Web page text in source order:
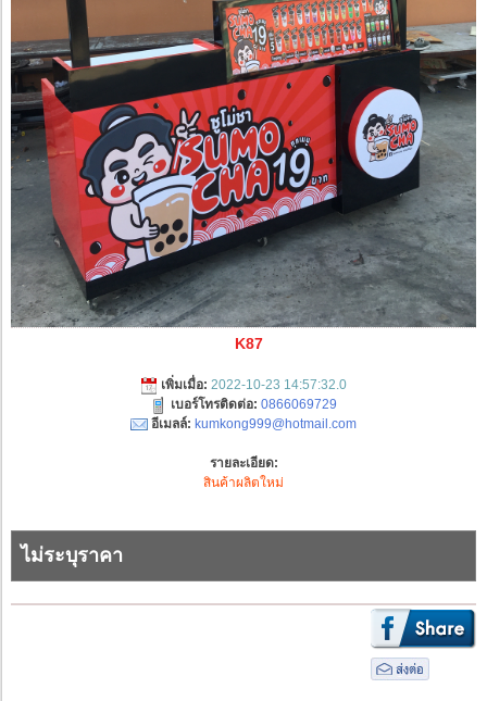
K87
เพิ่มเมื่อ: 2022-10-23 14:57:32.0
เบอร์โทรติดต่อ: 0866069729
อีเมลล์: kumkong999@hotmail.com
รายละเอียด:
สินค้าผลิตใหม่
ไม่ระบุราคา